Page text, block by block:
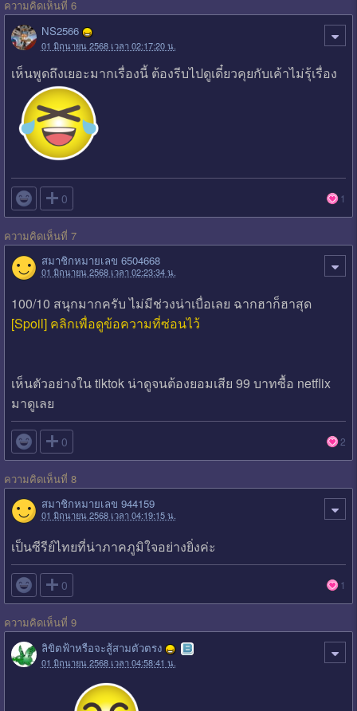
ความคิดเห็นที่ 6
NS2566
01 มิถุนายน 2568 เวลา 02:17:20 น.
เห็นพูดถึงเยอะมากเรื่องนี้ ต้องรีบไปดูเดี๋ยวคุยกับเค้าไม่รุ้เรื่อง
 0 1
ความคิดเห็นที่ 7
สมาชิกหมายเลข 6504668
01 มิถุนายน 2568 เวลา 02:23:34 น.
100/10 สนุกมากครับ ไม่มีช่วงน่าเบื่อเลย ฉากฮาก็ฮาสุด
[Spoil] คลิกเพื่อดูข้อความที่ซ่อนไว้
เห็นตัวอย่างใน tiktok น่าดูจนต้องยอมเสีย 99 บาทซื้อ netflix
มาดูเลย
 0 2
ความคิดเห็นที่ 8
สมาชิกหมายเลข 944159
01 มิถุนายน 2568 เวลา 04:19:15 น.
เป็นซีรีย์ไทยที่น่าภาคภูมิใจอย่างยิ่งค่ะ
 0 1
ความคิดเห็นที่ 9
ลิขิตฟ้าหรือจะสู้สามตัวตรง
01 มิถุนายน 2568 เวลา 04:58:41 น.